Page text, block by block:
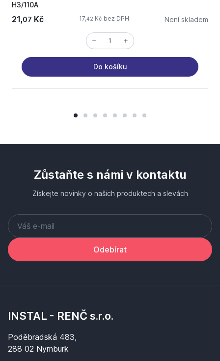
H3/110A
21,07 Kč 17,42 Kč bez DPH Není skladem
Do košíku
Zůstaňte s námi v kontaktu
Získejte novinky o našich produktech a slevách
Odebírat
INSTAL - RENČ s.r.o.
Poděbradská 483,
288 02 Nymburk